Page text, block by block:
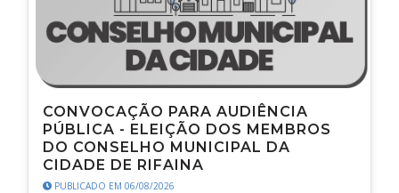
CONVOCAÇÃO PARA AUDIÊNCIA
PÚBLICA - ELEIÇÃO DOS MEMBROS
DO CONSELHO MUNICIPAL DA
CIDADE DE RIFAINA
PUBLICADO EM 06/08/2026